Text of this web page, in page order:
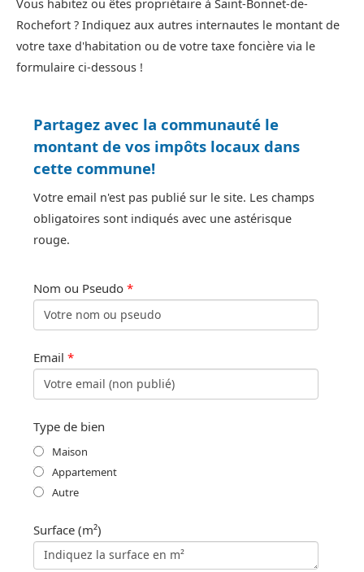
Vous habitez ou êtes propriétaire à Saint-Bonnet-de-
Rochefort ? Indiquez aux autres internautes le montant de
votre taxe d'habitation ou de votre taxe foncière via le
formulaire ci-dessous !
Partagez avec la communauté le
montant de vos impôts locaux dans
cette commune!
Votre email n'est pas publié sur le site. Les champs
obligatoires sont indiqués avec une astérisque
rouge.
Nom ou Pseudo *
Email *
Type de bien
Maison
Appartement
Autre
Surface (m²)